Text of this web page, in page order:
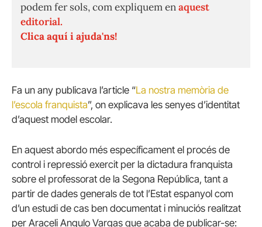
podem fer sols, com expliquem enaquest
editorial.
Clica aquí i ajuda'ns!
Fa un any publicava l’article “La nostra memòria de
l’escola franquista”, on explicava les senyes d’identitat
d’aquest model escolar.
En aquest abordo més específicament el procés de
control i repressió exercit per la dictadura franquista
sobre el professorat de la Segona República, tant a
partir de dades generals de tot l’Estat espanyol com
d’un estudi de cas ben documentat i minuciós realitzat
per Araceli Angulo Vargas que acaba de publicar-se: